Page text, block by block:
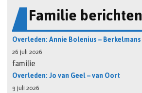
Familie berichten
Overleden: Annie Bolenius – Berkelmans
26 juli 2026
familie
Overleden: Jo van Geel – van Oort
9 juli 2026